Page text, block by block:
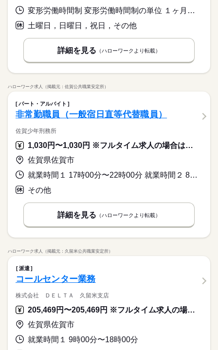
変形労働時間制 変形労働時間制の単位 １ヶ月単位 就業時間１ 9時00分〜18時00分 就業時間２ 9時30分〜18時30分 就業時間３ 10時00分〜19時00分 就業時間に関する特記事項 ＊（１）～（３）は就業時間例です。
土曜日，日曜日，祝日，その他
詳細を見る （ハローワークより転載）
ハローワーク求人（掲載元：佐賀公共職業安定所）
パート・アルバイト
非常勤職員（一般宿日直等代替職員）
佐賀少年刑務所
1,030円〜1,030円 ※フルタイム求人の場合は月額（換算額）、パート求人の場合は時間額を表示しています。
佐賀県佐賀市
就業時間１ 17時00分〜22時00分 就業時間２ 8時30分〜22時00分 就業時間に関する特記事項 （１）平日（休憩３０分）
その他
詳細を見る （ハローワークより転載）
ハローワーク求人（掲載元：久留米公共職業安定所）
派遣
コールセンター業務
株式会社 ＤＥＬＴＡ 久留米支店
205,469円〜205,469円 ※フルタイム求人の場合は月額（換算額）、パート求人の場合は時間額を表示しています。
佐賀県佐賀市
就業時間１ 9時00分〜18時00分